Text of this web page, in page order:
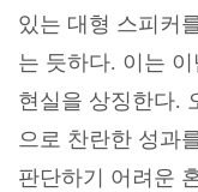
있는 대형 스피커
는 듯하다. 이는
현실을 상징한다.
으로 찬란한 성과
판단하기 어려운